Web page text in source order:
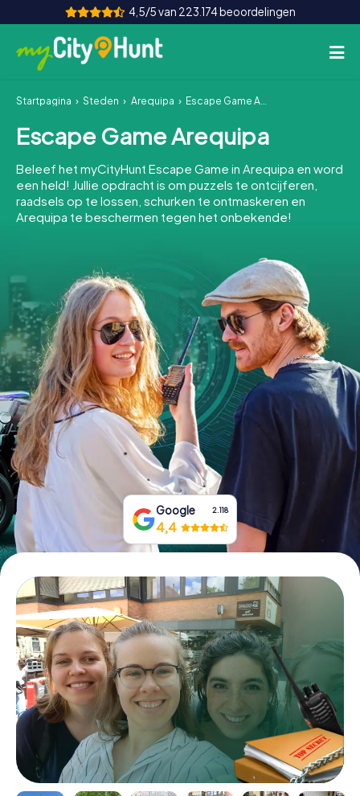
4,5/5 van 223.174 beoordelingen
Hoe het werkt
Steden
Tours
Teamevenement
INT AT CH
DE
ES
FR UK
IE
IT
NL
Boek tickets
Koop cadeaubonnen
Startpagina Steden Arequipa Escape Game Arequipa
Escape Game Arequipa
Beleef het myCityHunt Escape Game in Arequipa en word
een held! Jullie opdracht is om puzzels te ontcijferen,
raadsels op te lossen, schurken te ontmaskeren en
Arequipa te beschermen tegen het onbekende!
Google 2.118
4,4